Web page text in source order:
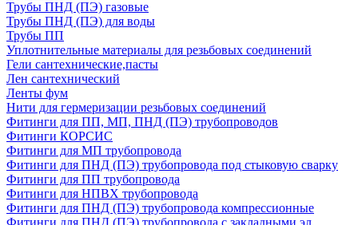
Трубы ПНД (ПЭ) газовые
Трубы ПНД (ПЭ) для воды
Трубы ПП
Уплотнительные материалы для резьбовых соединений
Гели сантехнические,пасты
Лен сантехнический
Ленты фум
Нити для гермеризации резьбовых соединений
Фитинги для ПП, МП, ПНД (ПЭ) трубопроводов
Фитинги КОРСИС
Фитинги для МП трубопровода
Фитинги для ПНД (ПЭ) трубопровода под стыковую сварку
Фитинги для ПП трубопровода
Фитинги для НПВХ трубопровода
Фитинги для ПНД (ПЭ) трубопровода компрессионные
Фитинги для ПНД (ПЭ) трубопровода с закладными эл.